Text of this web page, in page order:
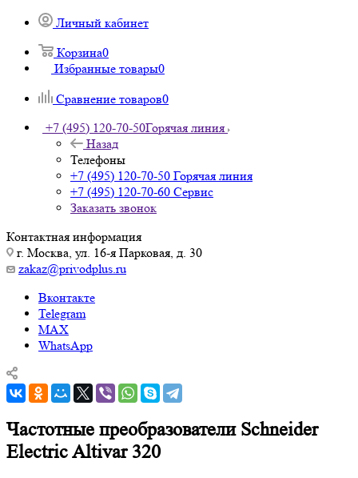
Личный кабинет
Корзина0
Избранные товары0
Сравнение товаров0
+7 (495) 120-70-50Горячая линия
Назад
Телефоны
+7 (495) 120-70-50 Горячая линия
+7 (495) 120-70-60 Сервис
Заказать звонок
Контактная информация
г. Москва, ул. 16-я Парковая, д. 30
zakaz@privodplus.ru
Вконтакте
Telegram
MAX
WhatsApp
Частотные преобразователи Schneider
Electric Altivar 320